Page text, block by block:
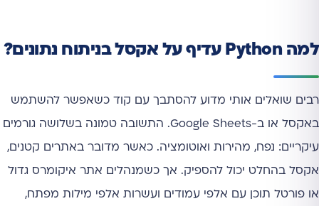
למה Python עדיף על אקסל בניתוח נתונים?
רבים שואלים אותי מדוע להסתבך עם קוד כשאפשר להשתמש
באקסל או ב-Google Sheets. התשובה טמונה בשלושה גורמים
עיקריים: נפח, מהירות ואוטומציה. כאשר מדובר באתרים קטנים,
אקסל בהחלט יכול להספיק. אך כשמנהלים אתר איקומרס גדול
או פורטל תוכן עם אלפי עמודים ועשרות אלפי מילות מפתח,